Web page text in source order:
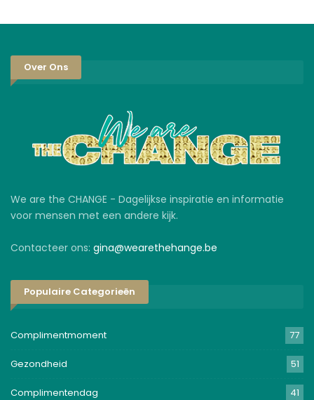
Over Ons
We are the CHANGE - Dagelijkse inspiratie en informatie
voor mensen met een andere kijk.
Contacteer ons: gina@wearethehange.be
Populaire Categorieën
Complimentmoment 77
Gezondheid 51
Complimentendag 41